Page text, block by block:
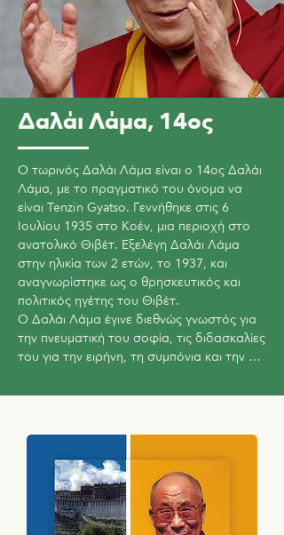
Δαλάι Λάμα, 14ος
Ο τωρινός Δαλάι Λάμα είναι ο 14ος Δαλάι
Λάμα, με το πραγματικό του όνομα να
είναι Tenzin Gyatso. Γεννήθηκε στις 6
Ιουλίου 1935 στο Κοέν, μια περιοχή στο
ανατολικό Θιβέτ. Εξελέγη Δαλάι Λάμα
στην ηλικία των 2 ετών, το 1937, και
αναγνωρίστηκε ως ο θρησκευτικός και
πολιτικός ηγέτης του Θιβέτ.
Ο Δαλάι Λάμα έγινε διεθνώς γνωστός για
την πνευματική του σοφία, τις διδασκαλίες
του για την ειρήνη, τη συμπόνια και την
την προώθηση των ανθρωπίνων
Ο Δαλάι Λάμα εξορίστηκε από το Θιβέτ
στο Ινδικό Δημοκρατίας. Παρά την εξορία
του, συνεχίζει να διαδίδει τις διδασκαλίες
του παγκοσμίως μέσω διαλέξεων,
συνεντεύξεων και γραπτών έργων, ενώ